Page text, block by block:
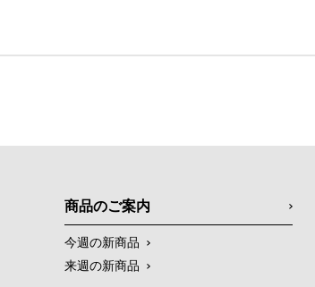
商品のご案内
今週の新商品
来週の新商品